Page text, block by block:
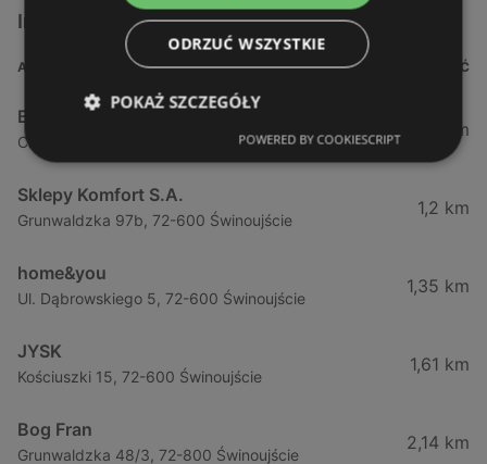
Inne sklepy Meble w pobliżu
ADRES ODLEGŁOŚĆ
Bodzio
Chrobrego 14, 72-600 Świnoujście
0,9 km
Sklepy Komfort S.A.
Grunwaldzka 97b, 72-600 Świnoujście
1,2 km
home&you
Ul. Dąbrowskiego 5, 72-600 Świnoujście
1,35 km
JYSK
Kościuszki 15, 72-600 Świnoujście
1,61 km
Bog Fran
Grunwaldzka 48/3, 72-800 Świnoujście
2,14 km
ODRZUĆ WSZYSTKIE
POKAŻ SZCZEGÓŁY
POWERED BY COOKIESCRIPT